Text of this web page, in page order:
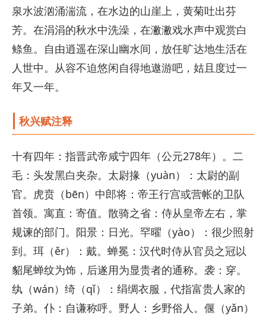
泉水波汹涌湍流，在水边的山崖上，黄菊吐出芬
芳。在涓涓的秋水中洗澡，在潎潎戏水声中观赏白
鲦鱼。自由逍遥在深山幽水间，放任旷达地生活在
人世中。从容不迫悠闲自得地遨游吧，姑且度过一
年又一年。
秋兴赋注释
十有四年：指晋武帝咸宁四年（公元278年）。二
毛：头发黑白夹杂。太尉掾（yuàn）：太尉的副
官。虎贲（bēn）中郎将：帝王行宫或营帐的卫队
首领。寓直：寄值。散骑之省：侍从皇帝左右，掌
规谏的部门。阳景：日光。罕曜（yào）：很少照射
到。珥（ěr）：戴。蝉冕：汉代时侍从官员之冠以
貂尾蝉纹为饰，后遂用为显贵者的通称。袭：穿。
纨（wán）绮（qǐ）：绢绸衣服，代指富贵人家的
子弟。仆：自谦称呼。野人：乡野俗人。偃（yǎn）